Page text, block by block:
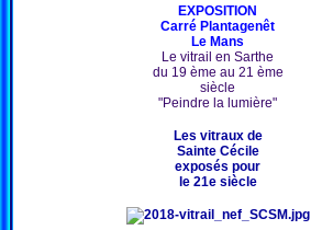
EXPOSITION
Carré Plantagenêt
Le Mans
Le vitrail en Sarthe
du 19 ème au 21 ème
siècle
"Peindre la lumière"
Les vitraux de
Sainte Cécile
exposés pour
le 21e siècle